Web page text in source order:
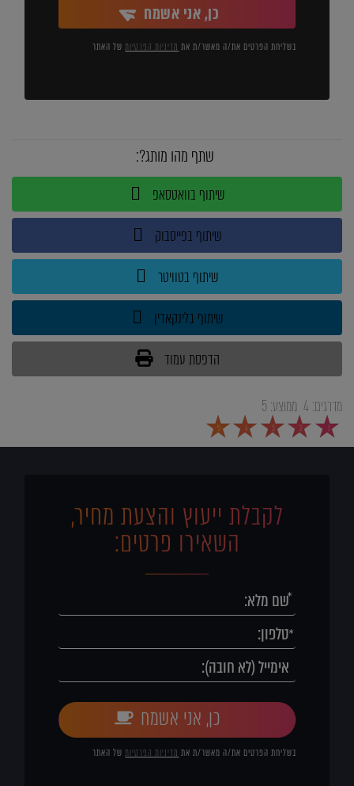
כן, אני אשמח
בשליחת הפרטים את/ה מאשר/ת את מדיניות הפרטיותשל האתר
שתף מהו מותג?:
שיתוף בוואטסאפ
שיתוף בפייסבוק
שיתוף בטוויטר
שיתוף בלינקאדין
הדפסת עמוד
מדרגים: 4 ממוצע:5
1
2
3
4
5
לקבלת ייעוץ והצעת מחיר,
השאירו פרטים:
כן, אני אשמח
בשליחת הפרטים את/ה מאשר/ת את מדיניות הפרטיותשל האתר